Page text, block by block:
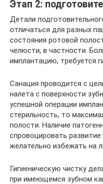
Этап 2:
Детали
отличаться для разных
состояния ротовой
челюсти, в частности.
имплантацию, требуется
Санация проводится с
налета с поверхности
успешной операции
стерильность, то
полости. Наличие
спровоцировать
желательно избежать на
Гигиеническую чистку
при имеющемся зубном